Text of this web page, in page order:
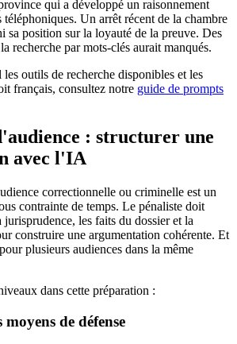
qui a développé un raisonnement
Un arrêt récent de la chambre
sa position sur la loyauté de la preuve. Des
recherche par mots-clés aurait manqués.
outils de recherche disponibles et les
français, consultez notre guide de prompts
: structurer une
avec l'IA
correctionnelle ou criminelle est un
contrainte de temps. Le pénaliste doit
les faits du dossier et la
construire une argumentation cohérente. Et
plusieurs audiences dans la même
dans cette préparation :
de défense